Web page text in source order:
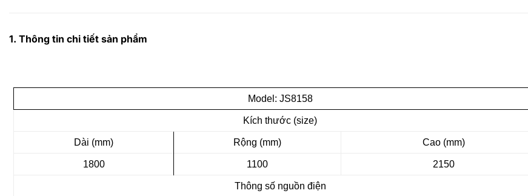
1. Thông tin chi tiết sản phẩm
Model: JS8158
Kích thước (size)
Dài (mm) Rộng (mm) Cao (mm)
1800 1100 2150
Thông số nguồn điện